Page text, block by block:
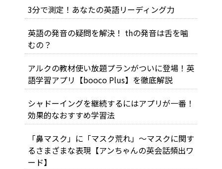
3分で測定！あなたの英語リーディング力
英語の発音の疑問を解決！ thの発音は舌を噛
むの？
アルクの教材使い放題プランがついに登場！英
語学習アプリ【booco Plus】を徹底解説
シャドーイングを継続するにはアプリが一番！
効果的なおすすめ学習法
「鼻マスク」に「マスク荒れ」～マスクに関す
るさまざまな表現【アンちゃんの英会話頻出ワ
ード】